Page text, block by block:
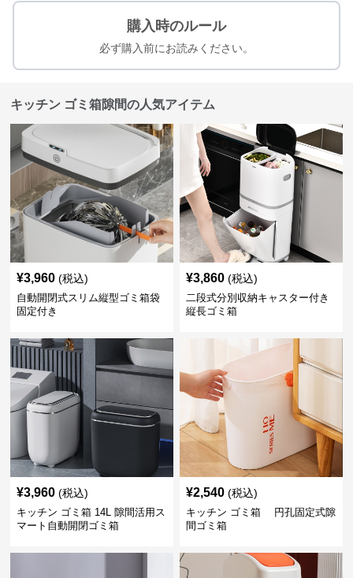
購入時のルール
必ず購入前にお読みください。
キッチン ゴミ箱隙間の人気アイテム
¥3,960 (税込)
自動開閉式スリム縦型ゴミ箱袋
固定付き
¥3,860 (税込)
二段式分別収納キャスター付き
縦長ゴミ箱
¥3,960 (税込)
キッチン ゴミ箱 14L 隙間活用ス
マート自動開閉ゴミ箱
¥2,540 (税込)
キッチン ゴミ箱 円孔固定式隙
間ゴミ箱